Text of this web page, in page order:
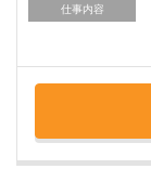
仕事内容